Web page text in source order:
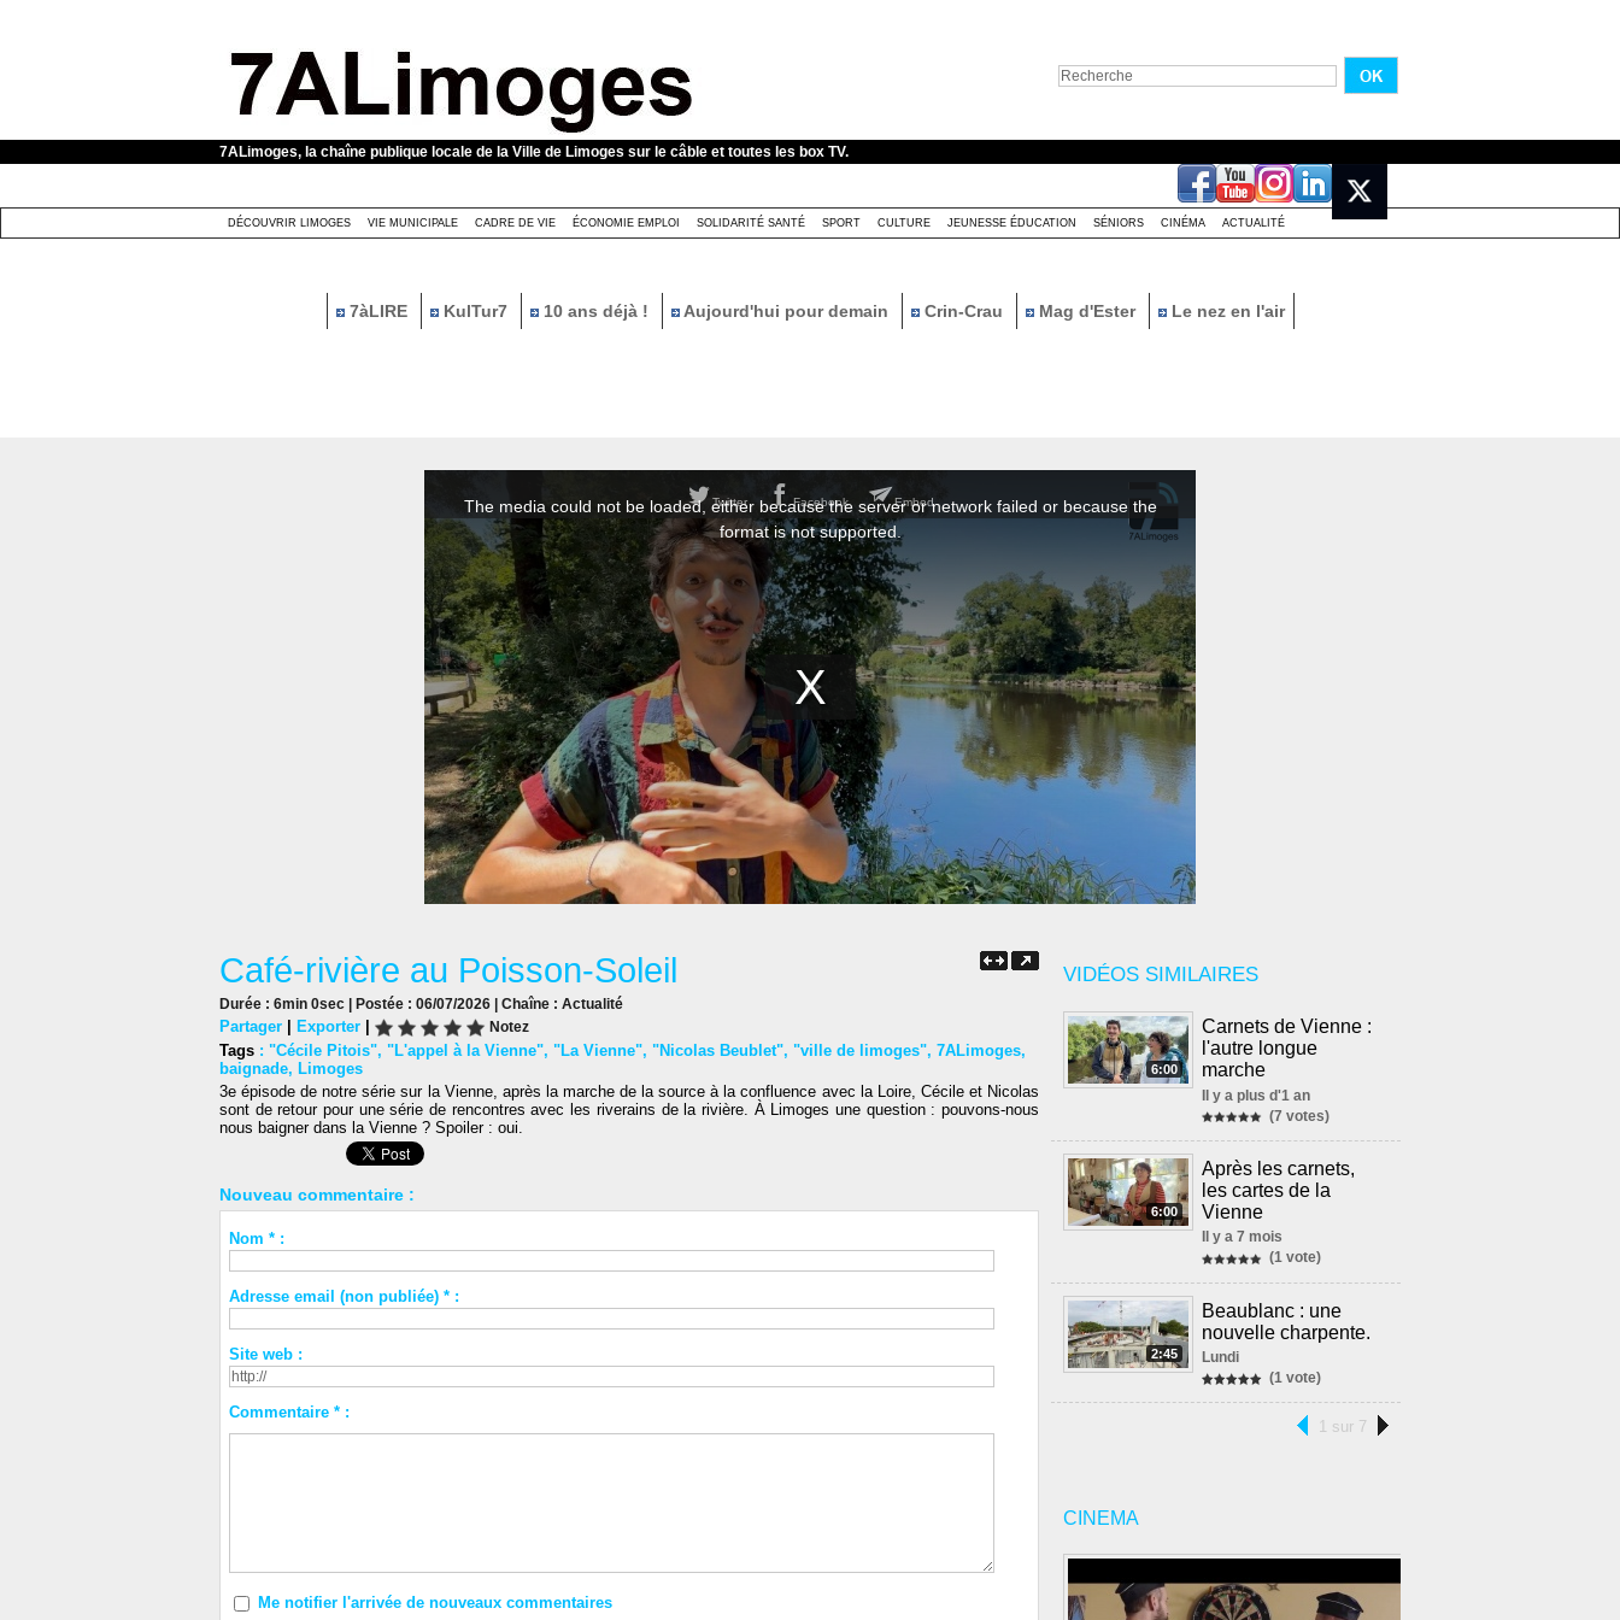
7ALimoges, la chaîne publique locale de la Ville de Limoges sur le câble et toutes les box TV.
DÉCOUVRIR LIMOGES VIE MUNICIPALE CADRE DE VIE ÉCONOMIE EMPLOI SOLIDARITÉ SANTÉ SPORT CULTURE JEUNESSE ÉDUCATION SÉNIORS CINÉMA ACTUALITÉ
7àLIRE KulTur7 10 ans déjà ! Aujourd'hui pour demain Crin-Crau Mag d'Ester Le nez en l'air
VIDÉOS SIMILAIRES
6:00
Carnets de Vienne :
l'autre longue
marche
Il y a plus d'1 an
(7 votes)
6:00
Après les carnets,
les cartes de la
Vienne
Il y a 7 mois
(1 vote)
2:45
Beaublanc : une
nouvelle charpente.
Lundi
(1 vote)
1 sur 7
CINEMA
Café-rivière au Poisson-Soleil
Durée : 6min 0sec | Postée : 06/07/2026 | Chaîne : Actualité
Partager | Exporter | Notez
Tags : "Cécile Pitois", "L'appel à la Vienne", "La Vienne", "Nicolas Beublet", "ville de limoges", 7ALimoges,
baignade, Limoges
3e épisode de notre série sur la Vienne, après la marche de la source à la confluence avec la Loire, Cécile et Nicolas
sont de retour pour une série de rencontres avec les riverains de la rivière. À Limoges une question : pouvons-nous
nous baigner dans la Vienne ? Spoiler : oui.
Nouveau commentaire :
Nom * :
Adresse email (non publiée) * :
Site web :
Commentaire * :
Me notifier l'arrivée de nouveaux commentaires